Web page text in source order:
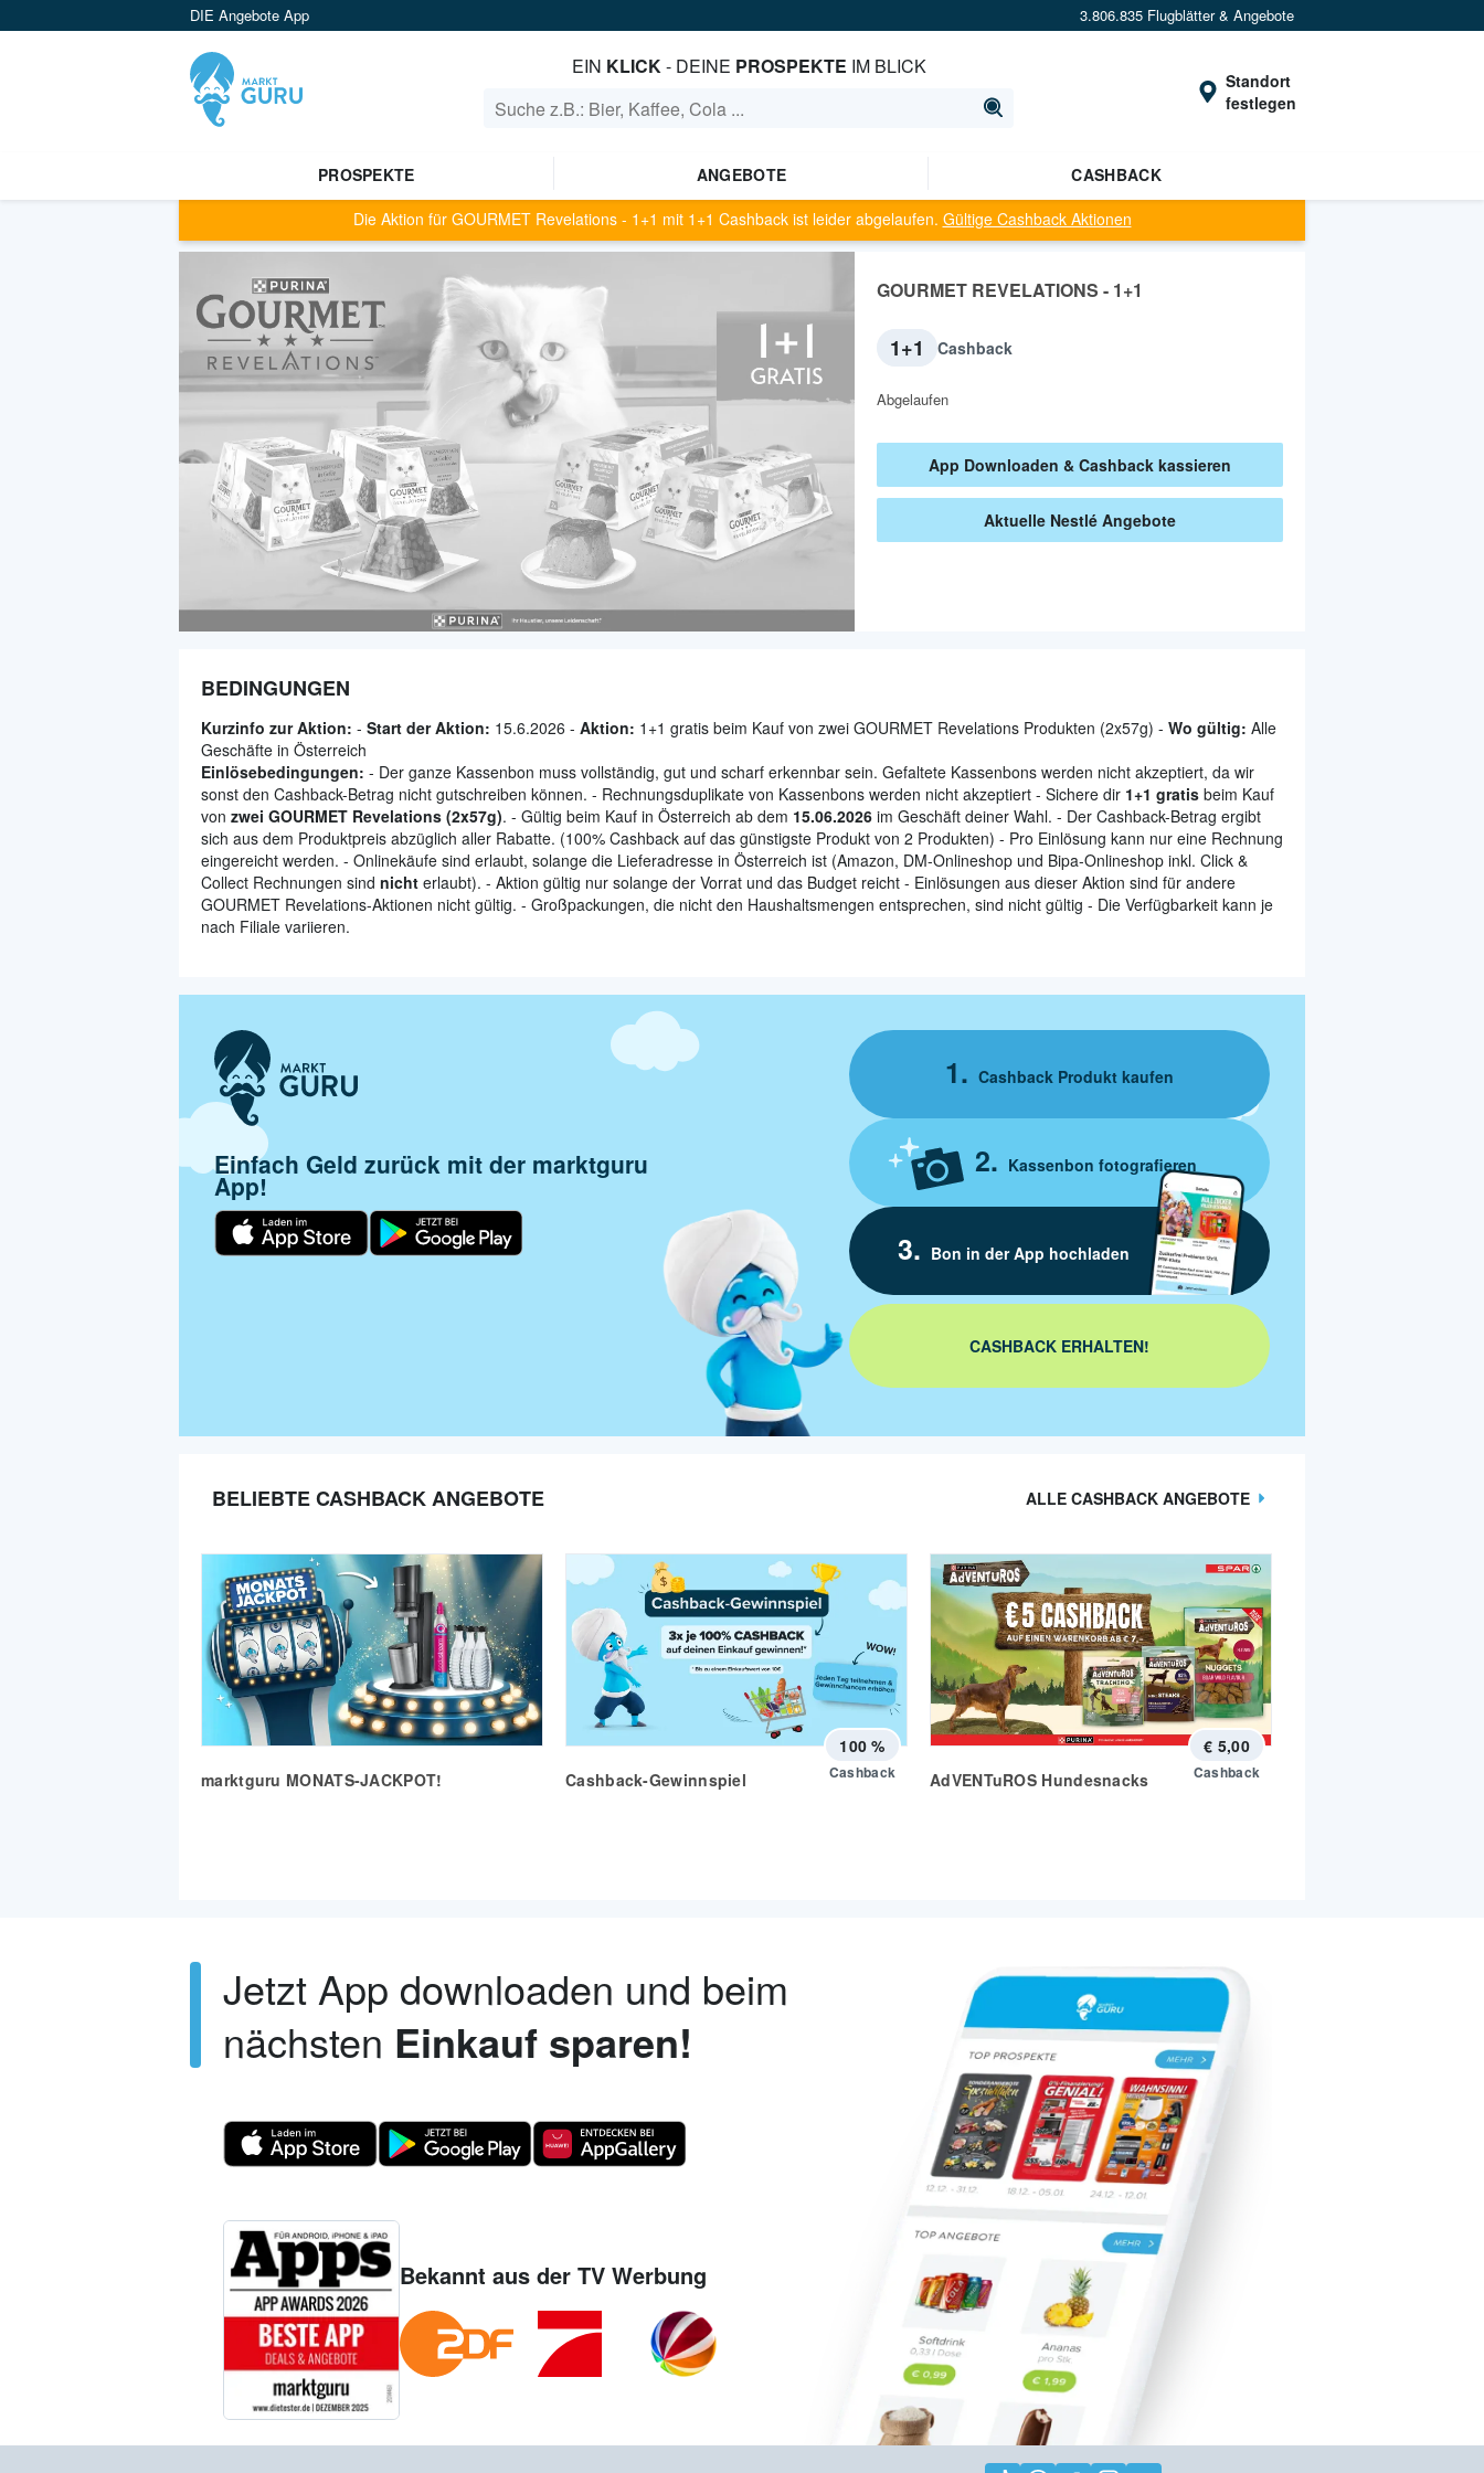
DIE Angebote App 3.806.835 Flugblätter & Angebote
EIN KLICK- DEINE PROSPEKTE IM BLICK
Standort
festlegen
PROSPEKTE ANGEBOTE
CASHBACK
Die Aktion für GOURMET Revelations - 1+1 mit 1+1 Cashback ist leider abgelaufen. Gültige Cashback Aktionen
GOURMET REVELATIONS - 1+1
1+1 Cashback
Abgelaufen
App Downloaden & Cashback kassieren
Aktuelle Nestlé Angebote
BEDINGUNGEN
Kurzinfo zur Aktion: - Start der Aktion: 15.6.2026 - Aktion: 1+1 gratis beim Kauf von zwei GOURMET Revelations Produkten (2x57g) - Wo gültig: Alle
Geschäfte in Österreich
Einlösebedingungen: - Der ganze Kassenbon muss vollständig, gut und scharf erkennbar sein. Gefaltete Kassenbons werden nicht akzeptiert, da wir
sonst den Cashback-Betrag nicht gutschreiben können. - Rechnungsduplikate von Kassenbons werden nicht akzeptiert - Sichere dir 1+1 gratis beim Kauf
von zwei GOURMET Revelations (2x57g). - Gültig beim Kauf in Österreich ab dem 15.06.2026 im Geschäft deiner Wahl. - Der Cashback-Betrag ergibt
sich aus dem Produktpreis abzüglich aller Rabatte. (100% Cashback auf das günstigste Produkt von 2 Produkten) - Pro Einlösung kann nur eine Rechnung
eingereicht werden. - Onlinekäufe sind erlaubt, solange die Lieferadresse in Österreich ist (Amazon, DM-Onlineshop und Bipa-Onlineshop inkl. Click &
Collect Rechnungen sind nicht erlaubt). - Aktion gültig nur solange der Vorrat und das Budget reicht - Einlösungen aus dieser Aktion sind für andere
GOURMET Revelations-Aktionen nicht gültig. - Großpackungen, die nicht den Haushaltsmengen entsprechen, sind nicht gültig - Die Verfügbarkeit kann je
nach Filiale variieren.
Einfach Geld zurück mit der marktguru
App!
Cashback Produkt kaufen
Kassenbon fotografieren
Bon in der App hochladen
CASHBACK ERHALTEN!
BELIEBTE CASHBACK ANGEBOTE ALLE CASHBACK ANGEBOTE
marktguru MONATS-JACKPOT!
100 %
Cashback
Cashback-Gewinnspiel
€ 5,00
Cashback
AdVENTuROS Hundesnacks
Jetzt App downloaden und beim
nächsten Einkauf sparen!
Bekannt aus der TV Werbung